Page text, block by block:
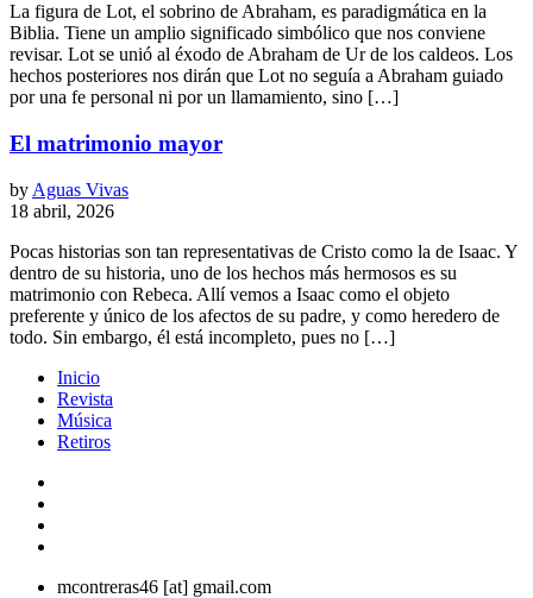
La figura de Lot, el sobrino de Abraham, es paradigmática en la
Biblia. Tiene un amplio significado simbólico que nos conviene
revisar. Lot se unió al éxodo de Abraham de Ur de los caldeos. Los
hechos posteriores nos dirán que Lot no seguía a Abraham guiado
por una fe personal ni por un llamamiento, sino […]
El matrimonio mayor
by Aguas Vivas
18 abril, 2026
Pocas historias son tan representativas de Cristo como la de Isaac. Y
dentro de su historia, uno de los hechos más hermosos es su
matrimonio con Rebeca. Allí vemos a Isaac como el objeto
preferente y único de los afectos de su padre, y como heredero de
todo. Sin embargo, él está incompleto, pues no […]
Inicio
Revista
Música
Retiros
mcontreras46 [at] gmail.com